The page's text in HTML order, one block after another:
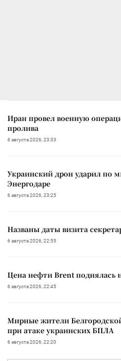
Иран провел военную
пролива
6 августа 2026, 23:33
Украинский дрон ударил по
Энергодаре
6 августа 2026, 23:25
Названы даты визита
6 августа 2026, 22:55
Цена нефти Brent поднялась
6 августа 2026, 22:45
Мирные жители
при атаке украинских БПЛА
6 августа 2026, 22:20